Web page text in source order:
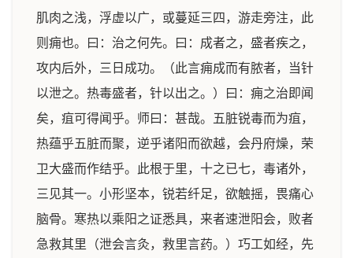
肌肉之浅，浮虚以广，或蔓延三四，游走旁注，此
则痈也。曰：治之何先。曰：成者之，盛者疾之，
攻内后外，三日成功。（此言痈成而有脓者，当针
以泄之。热毒盛者，针以出之。）曰：痈之治即闻
矣，疽可得闻乎。师曰：甚哉。五脏锐毒而为疽，
热蕴乎五脏而聚，逆乎诸阳而欲越，会丹府燥，荣
卫大盛而作结乎。此根于里，十之已七，毒诸外，
三见其一。小形坚本，锐若纤足，欲触摇，畏痛心
脑骨。寒热以乘阳之证悉具，来者速泄阳会，败者
急救其里（泄会言灸，救里言药。）巧工如经，先